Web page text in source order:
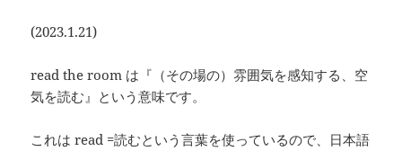
(2023.1.21)
read the room は『（その場の）雰囲気を感知する、空
気を読む』という意味です。
これは read =読むという言葉を使っているので、日本語